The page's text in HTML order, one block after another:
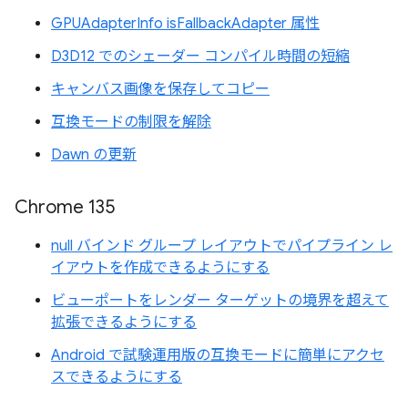
GPUAdapterInfo isFallbackAdapter 属性
D3D12 でのシェーダー コンパイル時間の短縮
キャンバス画像を保存してコピー
互換モードの制限を解除
Dawn の更新
Chrome 135
null バインド グループ レイアウトでパイプライン レ
イアウトを作成できるようにする
ビューポートをレンダー ターゲットの境界を超えて
拡張できるようにする
Android で試験運用版の互換モードに簡単にアクセ
スできるようにする